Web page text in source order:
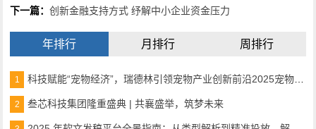
下一篇： 创新金融支持方式 纾解中小企业资金压力
年排行 月排行 周排行
1 科技赋能“宠物经济”，瑞德林引领宠物产业创新前沿2025宠物产业科技创新与融资论坛成功举办
2 叁芯科技集团隆重盛典 | 共襄盛举，筑梦未来